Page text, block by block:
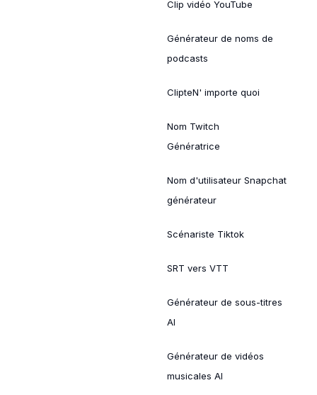
Clip vidéo YouTube
Générateur de noms de
podcasts
ClipteN' importe quoi
Nom Twitch
Génératrice
Nom d'utilisateur Snapchat
générateur
Scénariste Tiktok
SRT vers VTT
Générateur de sous-titres
AI
Générateur de vidéos
musicales AI